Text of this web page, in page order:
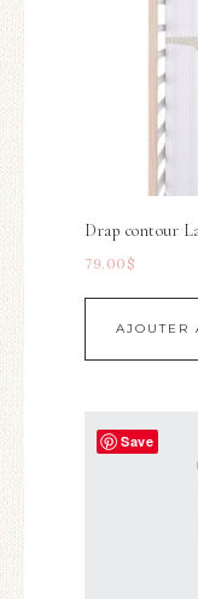
Drap contour
79.00 $
AJOUTER
Save